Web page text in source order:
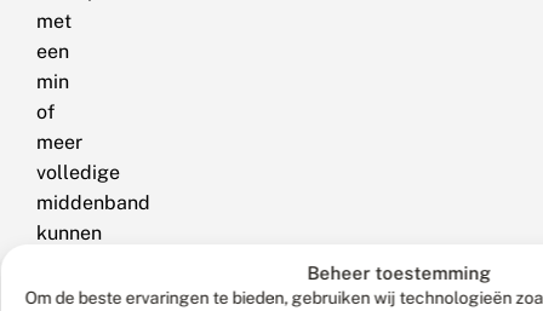
Beheer toestemming
Om de beste ervaringen te bieden, gebruiken wij technologieën
met
een
min
of
meer
volledige
middenband
kunnen
verward